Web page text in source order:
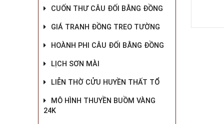
CUỐN THƯ CÂU ĐỐI BẰNG ĐỒNG
GIÁ TRANH ĐỒNG TREO TƯỜNG
HOÀNH PHI CÂU ĐỐI BẰNG ĐỒNG
LỊCH SƠN MÀI
LIỄN THỜ CỬU HUYỀN THẤT TỔ
MÔ HÌNH THUYỀN BUỒM VÀNG
24K